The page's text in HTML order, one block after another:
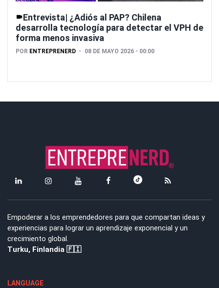
Entrevista| ¿Adiós al PAP? Chilena
desarrolla tecnología para detectar el VPH de
forma menos invasiva
POR ENTREPRENERD 08 DE MAYO 2026 - 00:00
Empoderar a los emprendedores para que compartan ideas y
experiencias para lograr un aprendizaje exponencial y un
crecimiento global.
Turku, Finlandia 🇫🇮
LANGUAGE